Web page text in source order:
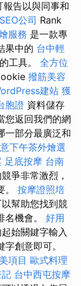
報告以與同事和
公司 Rank
服務 是一款專
果中的 台中輕
工具。 全方位
撥筋美容
建站 獲
胞證 資料儲存
您返回我們的網
一部分最廣泛和
下午茶外燴選
足底按摩 台南
爭非常激烈，
。 按摩證照培
幫助您找到競
名機會。 好用
始關鍵字輸入
創意即可。
項目 歐式料理
台中西屯按摩